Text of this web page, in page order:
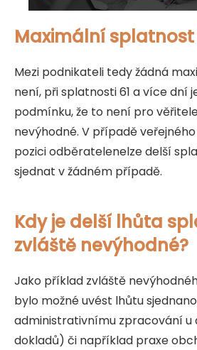
Maximální
Mezi podnikateli tedy žádná
není, při splatnosti 61 a více dní
podmínku, že to není pro
nevýhodné. V případě
pozici odběratelenelze delší
sjednat v žádném případě.
Kdy je delší lhůta
zvláště nevýhodné?
Jako příklad zvláště
bylo možné uvést lhůtu
administrativnímu zpracování u
dokladů) či například praxe